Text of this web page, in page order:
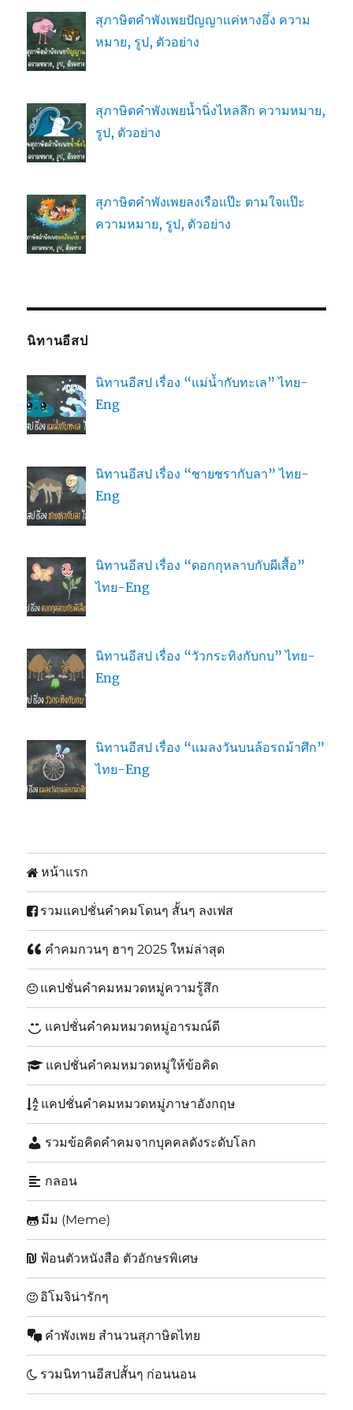
สุภาษิตคำพังเพยปัญญาแค่หางอึ่ง ความ
หมาย, รูป, ตัวอย่าง
สุภาษิตคำพังเพยน้ำนิ่งไหลลึก ความหมาย,
รูป, ตัวอย่าง
สุภาษิตคำพังเพยลงเรือแป๊ะ ตามใจแป๊ะ
ความหมาย, รูป, ตัวอย่าง
นิทานอีสป
นิทานอีสป เรื่อง “แม่น้ำกับทะเล” ไทย-
Eng
นิทานอีสป เรื่อง “ชายชรากับลา” ไทย-
Eng
นิทานอีสป เรื่อง “ดอกกุหลาบกับผีเสื้อ”
ไทย-Eng
นิทานอีสป เรื่อง “วัวกระทิงกับกบ” ไทย-
Eng
นิทานอีสป เรื่อง “แมลงวันบนล้อรถม้าศึก”
ไทย-Eng
หน้าแรก
รวมแคปชั่นคำคมโดนๆ สั้นๆ ลงเฟส
คำคมกวนๆ ฮาๆ 2025 ใหม่ล่าสุด
แคปชั่นคำคมหมวดหมู่ความรู้สึก
แคปชั่นคำคมหมวดหมู่อารมณ์ดี
แคปชั่นคำคมหมวดหมู่ให้ข้อคิด
แคปชั่นคำคมหมวดหมู่ภาษาอังกฤษ
รวมข้อคิดคำคมจากบุคคลดังระดับโลก
กลอน
มีม (Meme)
ฟ้อนตัวหนังสือ ตัวอักษรพิเศษ
อิโมจิน่ารักๆ
คำพังเพย สำนวนสุภาษิตไทย
รวมนิทานอีสปสั้นๆ ก่อนนอน